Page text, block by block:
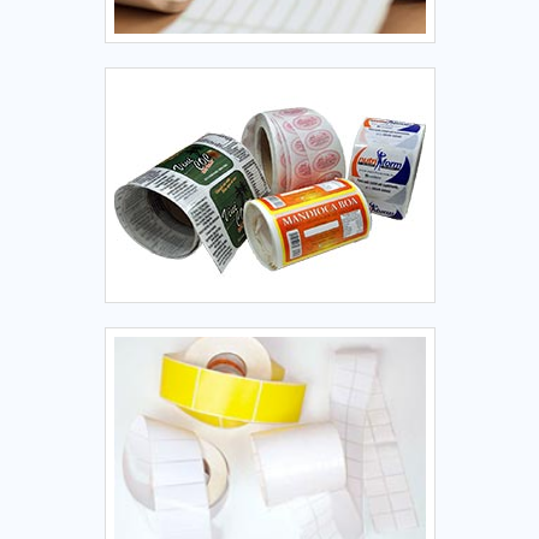
ponta a ponta.
quando pensamos em uma empresa que entrega confiança
e produtos de qualidade. Alguns desses motivos são: Preço
justo; Profissionais com vasta experiência na área de
pagamento disponíveis; Logística planejada para entregas
em curto prazo; Comprometimento com o resultado
final.REFERÊNCIA DE QUALIDADE NO SEGMENTOSomente
na Herrbaier as melhores opções sempre estão à disposição
quando se procura soluções para empresa etiqueta adesiva
bopp. São opções variadas que a empresa oferece, como
etiqueta térmica adesiva e etiqueta transparente para
um parque industrial de alta qualidade onde são realizadas
as atividades e equipamentos de última geração.Tudo isso,
somado à performance de uma equipe multidisciplinar de
consultores associados e profissionais qualificados, garante
o sucesso de cada cliente de ponta a ponta.